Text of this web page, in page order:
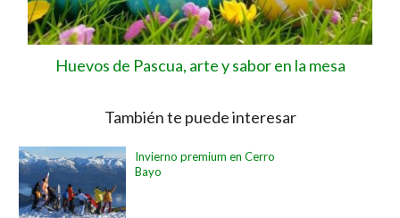
Huevos de Pascua, arte y sabor en la mesa
También te puede interesar
Invierno premium en Cerro
Bayo